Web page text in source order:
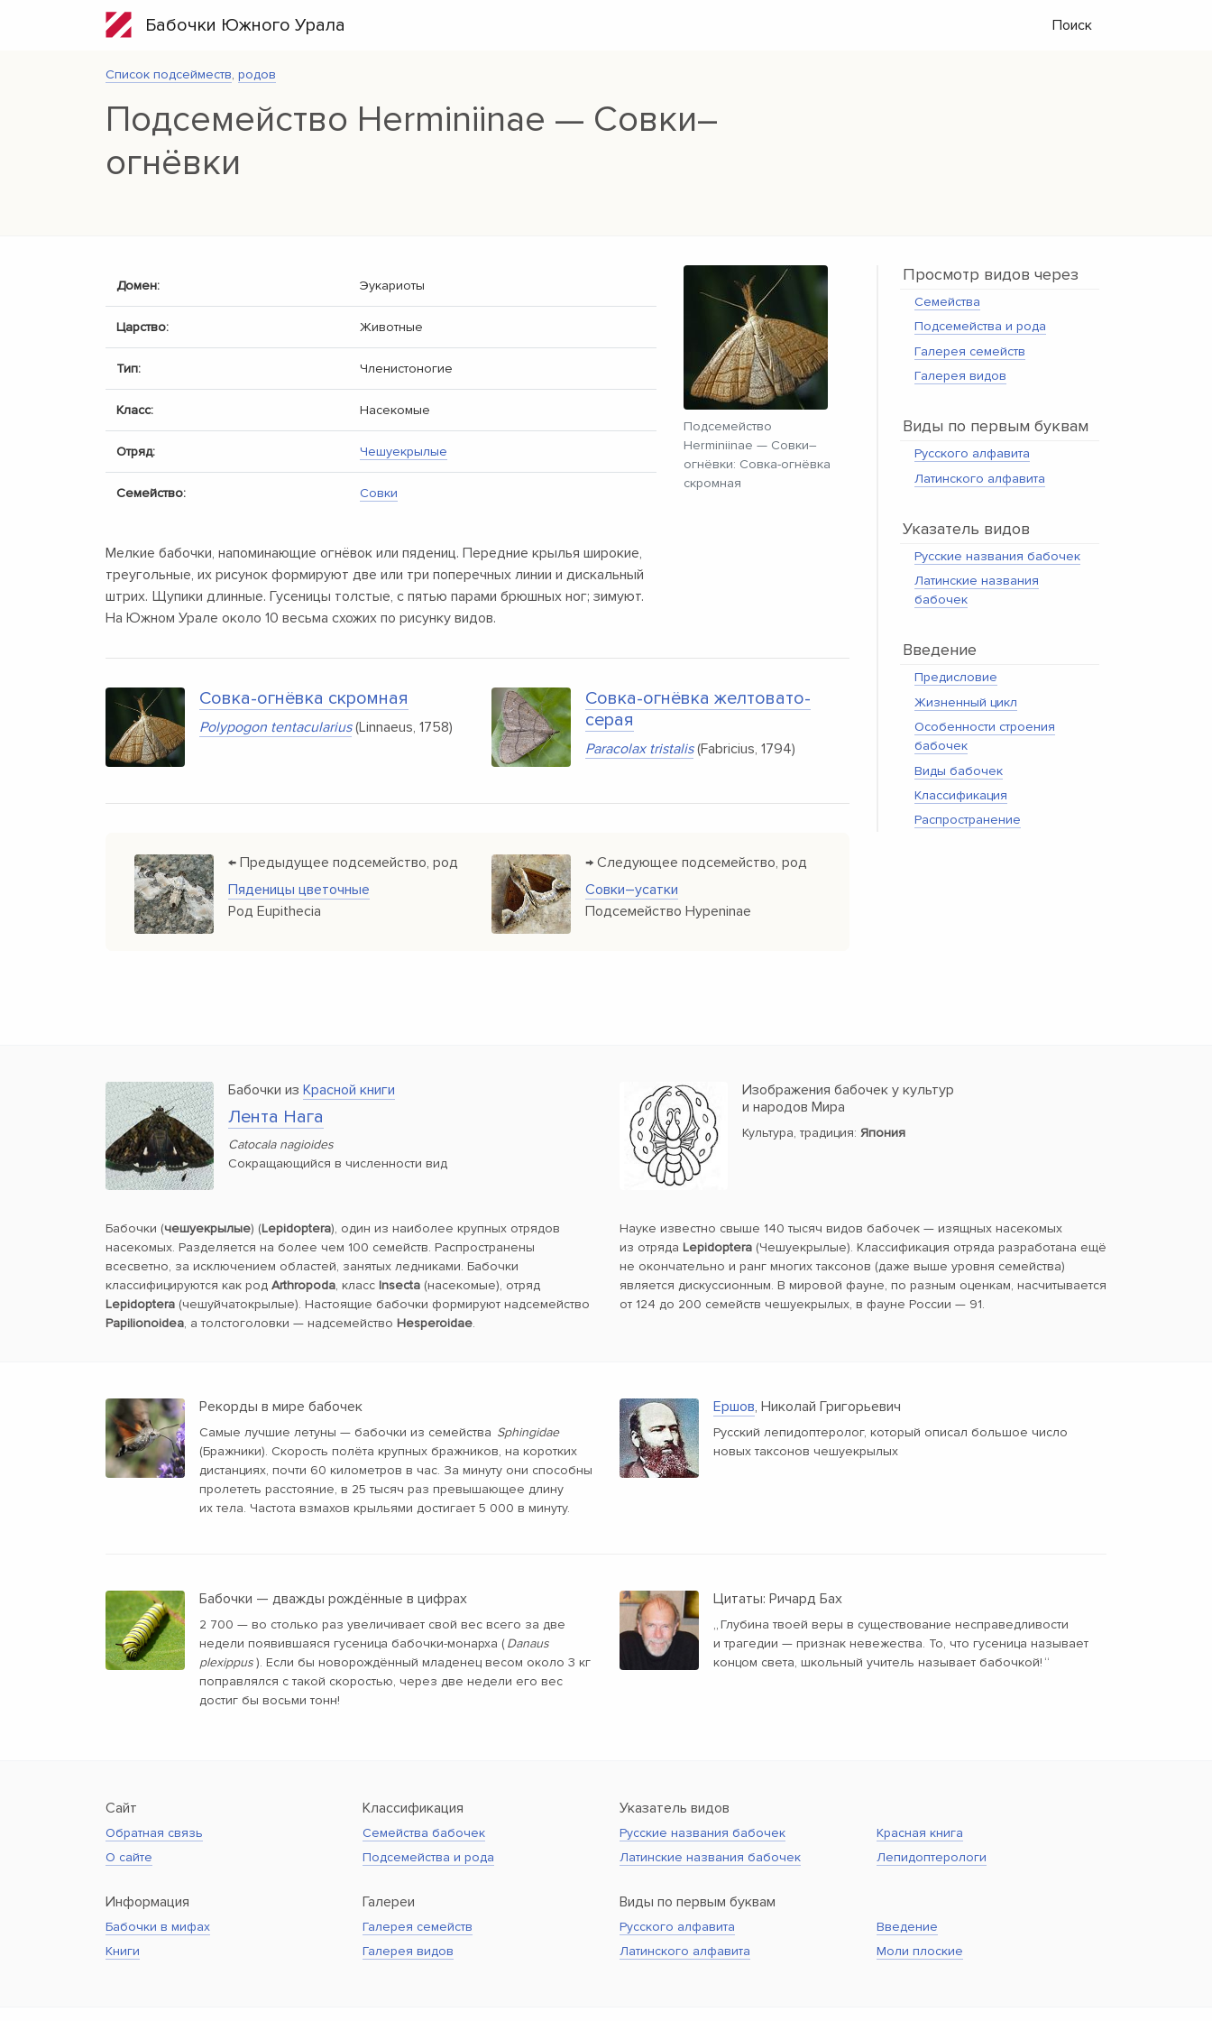
Бабочки Южного Урала Поиск
Список подсейместв, родов
Подсемейство Herminiinae — Совки–
огнёвки
Домен: Эукариоты
Царство: Животные
Тип: Членистоногие
Класс: Насекомые
Отряд: Чешуекрылые
Семейство: Совки
Мелкие бабочки, напоминающие огнёвок или пядениц. Передние крылья широкие,
треугольные, их рисунок формируют две или три поперечных линии и дискальный
штрих. Щупики длинные. Гусеницы толстые, с пятью парами брюшных ног; зимуют.
На Южном Урале около 10 весьма схожих по рисунку видов.
Подсемейство
Herminiinae — Совки–
огнёвки: Совка-огнёвка
скромная
Совка-огнёвка скромная
Polypogon tentacularius(Linnaeus, 1758)
Совка-огнёвка желтовато-
серая
Paracolax tristalis(Fabricius, 1794)
← Предыдущее подсемейство, род
Пяденицы цветочные
Род Eupithecia
→ Следующее подсемейство, род
Совки–усатки
Подсемейство Hypeninae
Просмотр видов через
Семейства
Подсемейства и рода
Галерея семейств
Галерея видов
Виды по первым буквам
Русского алфавита
Латинского алфавита
Указатель видов
Русские названия бабочек
Латинские названия
бабочек
Введение
Предисловие
Жизненный цикл
Особенности строения
бабочек
Виды бабочек
Классификация
Распространение
Бабочки из Красной книги
Лента Нага
Catocala nagioides
Сокращающийся в численности вид
Изображения бабочек у культур
и народов Мира
Культура, традиция: Япония
Бабочки (чешуекрылые) (Lepidoptera), один из наиболее крупных отрядов
насекомых. Разделяется на более чем 100 семейств. Распространены
всесветно, за исключением областей, занятых ледниками. Бабочки
классифицируются как род Arthropoda, класс Insecta (насекомые), отряд
Lepidoptera (чешуйчатокрылые). Настоящие бабочки формируют надсемейство
Papilionoidea, а толстоголовки — надсемейство Hesperoidae.
Науке известно свыше 140 тысяч видов бабочек — изящных насекомых
из отряда Lepidoptera (Чешуекрылые). Классификация отряда разработана ещё
не окончательно и ранг многих таксонов (даже выше уровня семейства)
является дискуссионным. В мировой фауне, по разным оценкам, насчитывается
от 124 до 200 семейств чешуекрылых, в фауне России — 91.
Рекорды в мире бабочек
Самые лучшие летуны — бабочки из семейства Sphingidae
(Бражники). Скорость полёта крупных бражников, на коротких
дистанциях, почти 60 километров в час. За минуту они способны
пролететь расстояние, в 25 тысяч раз превышающее длину
их тела. Частота взмахов крыльями достигает 5 000 в минуту.
Ершов, Николай Григорьевич
Русский лепидоптеролог, который описал большое число
новых таксонов чешуекрылых
Бабочки — дважды рождённые в цифрах
2 700 — во столько раз увеличивает свой вес всего за две
недели появившаяся гусеница бабочки-монарха (Danaus
plexippus). Если бы новорождённый младенец весом около 3 кг
поправлялся с такой скоростью, через две недели его вес
достиг бы восьми тонн!
Цитаты: Ричард Бах
„Глубина твоей веры в существование несправедливости
и трагедии — признак невежества. То, что гусеница называет
концом света, школьный учитель называет бабочкой! “
Сайт
Обратная связь
О сайте
Информация
Бабочки в мифах
Книги
Классификация
Семейства бабочек
Подсемейства и рода
Галереи
Галерея семейств
Галерея видов
Указатель видов
Русские названия бабочек
Латинские названия бабочек
Виды по первым буквам
Русского алфавита
Латинского алфавита
Красная книга
Лепидоптерологи
Введение
Моли плоские